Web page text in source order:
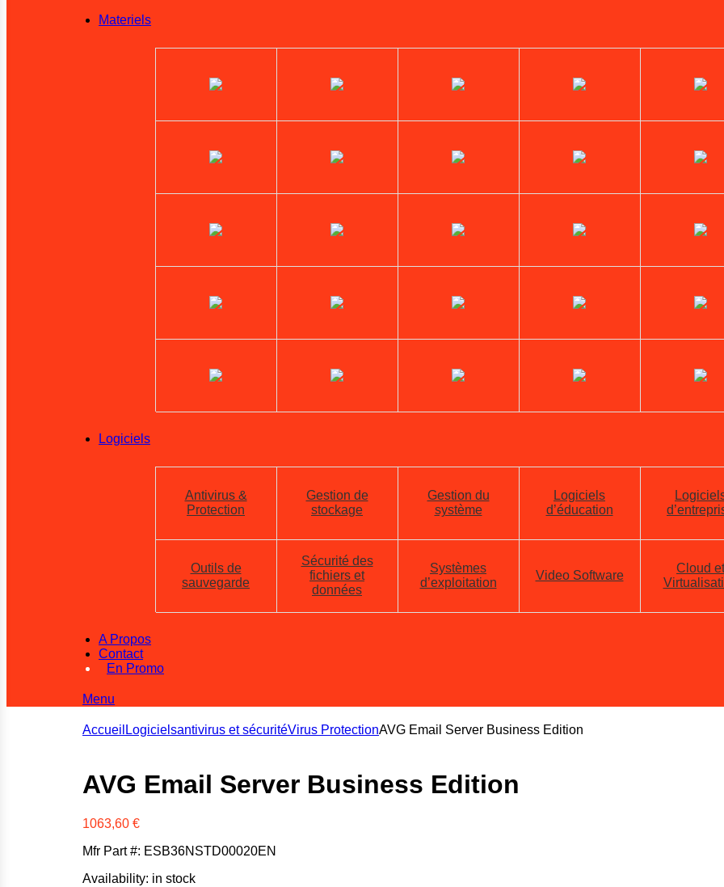
Sharp
Materiels
Logiciels
Antivirus &
Protection
Gestion de
stockage
Gestion du
système
Logiciels
d’éducation
Outils de
sauvegarde
Sécurité des
fichiers et
données
Systèmes
d’exploitation
Video Software
Cloud et
A Propos
Contact
En Promo
Menu
Accueil Logicielsantivirus et sécuritéVirus ProtectionAVG Email Server Business Edition
AVG Email Server Business Edition
1063,60 €
Mfr Part #: ESB36NSTD00020EN
Availability: in stock